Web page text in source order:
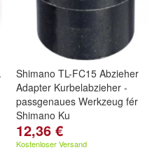
Shimano TL-FC15 Abzieher
Adapter Kurbelabzieher -
passgenaues Werkzeug fér
Shimano Ku
12,36 €
Kostenloser Versand